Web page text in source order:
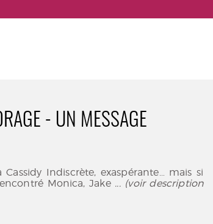
- UN MESSAGE
Cassidy Indiscrète, exaspérante… mais si
Monica, Jake ... (voir description